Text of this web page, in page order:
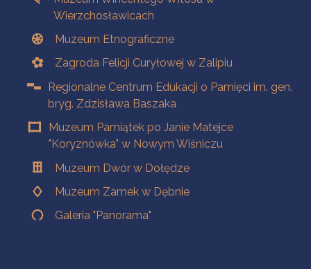
Wierzchosławicach
Muzeum Etnograficzne
Zagroda Felicji Curyłowej w Zalipiu
Regionalne Centrum Edukacji o Pamięci im. gen.
bryg. Zdzisława Baszaka
Muzeum Pamiątek po Janie Matejce
"Koryznówka" w Nowym Wiśniczu
Muzeum Dwór w Dołędze
Muzeum Zamek w Dębnie
Galeria "Panorama"